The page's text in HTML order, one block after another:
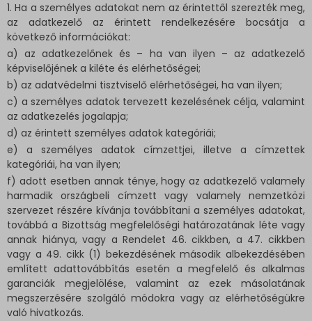
1. Ha a személyes adatokat nem az érintettől szerezték meg,
az adatkezelő az érintett rendelkezésére bocsátja a
következő információkat:
a) az adatkezelőnek és – ha van ilyen – az adatkezelő
képviselőjének a kiléte és elérhetőségei;
b) az adatvédelmi tisztviselő elérhetőségei, ha van ilyen;
c) a személyes adatok tervezett kezelésének célja, valamint
az adatkezelés jogalapja;
d) az érintett személyes adatok kategóriái;
e) a személyes adatok címzettjei, illetve a címzettek
kategóriái, ha van ilyen;
f) adott esetben annak ténye, hogy az adatkezelő valamely
harmadik országbeli címzett vagy valamely nemzetközi
szervezet részére kívánja továbbítani a személyes adatokat,
továbbá a Bizottság megfelelőségi határozatának léte vagy
annak hiánya, vagy a Rendelet 46. cikkben, a 47. cikkben
vagy a 49. cikk (1) bekezdésének második albekezdésében
említett adattovábbítás esetén a megfelelő és alkalmas
garanciák megjelölése, valamint az ezek másolatának
megszerzésére szolgáló módokra vagy az elérhetőségükre
való hivatkozás.